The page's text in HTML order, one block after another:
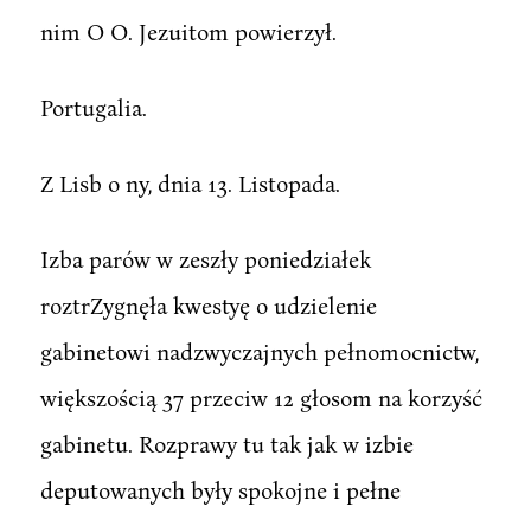
nim O O. Jezuitom powierzył.
Portugalia.
Z Lisb o ny, dnia 13. Listopada.
Izba parów w zeszły poniedziałek
roztrZygnęła kwestyę o udzielenie
gabinetowi nadzwyczajnych pełnomocnictw,
większością 37 przeciw 12 głosom na korzyść
gabinetu. Rozprawy tu tak jak w izbie
deputowanych były spokojne i pełne